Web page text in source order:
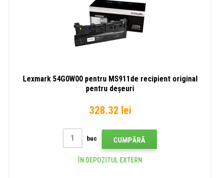
Lexmark 54G0W00 pentru MS911de recipient original
pentru deșeuri
328.32 lei
buc CUMPĂRĂ
ÎN DEPOZITUL EXTERN